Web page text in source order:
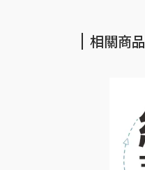
相關商品